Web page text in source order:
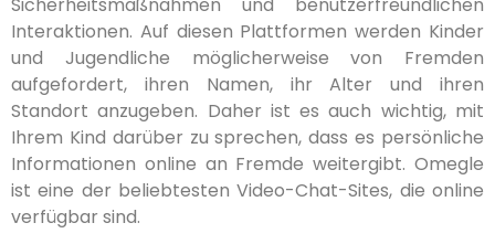
Sicherheitsmaßnahmen und benutzerfreundlichen
Interaktionen. Auf diesen Plattformen werden Kinder
und Jugendliche möglicherweise von Fremden
aufgefordert, ihren Namen, ihr Alter und ihren
Standort anzugeben. Daher ist es auch wichtig, mit
Ihrem Kind darüber zu sprechen, dass es persönliche
Informationen online an Fremde weitergibt. Omegle
ist eine der beliebtesten Video-Chat-Sites, die online
verfügbar sind.